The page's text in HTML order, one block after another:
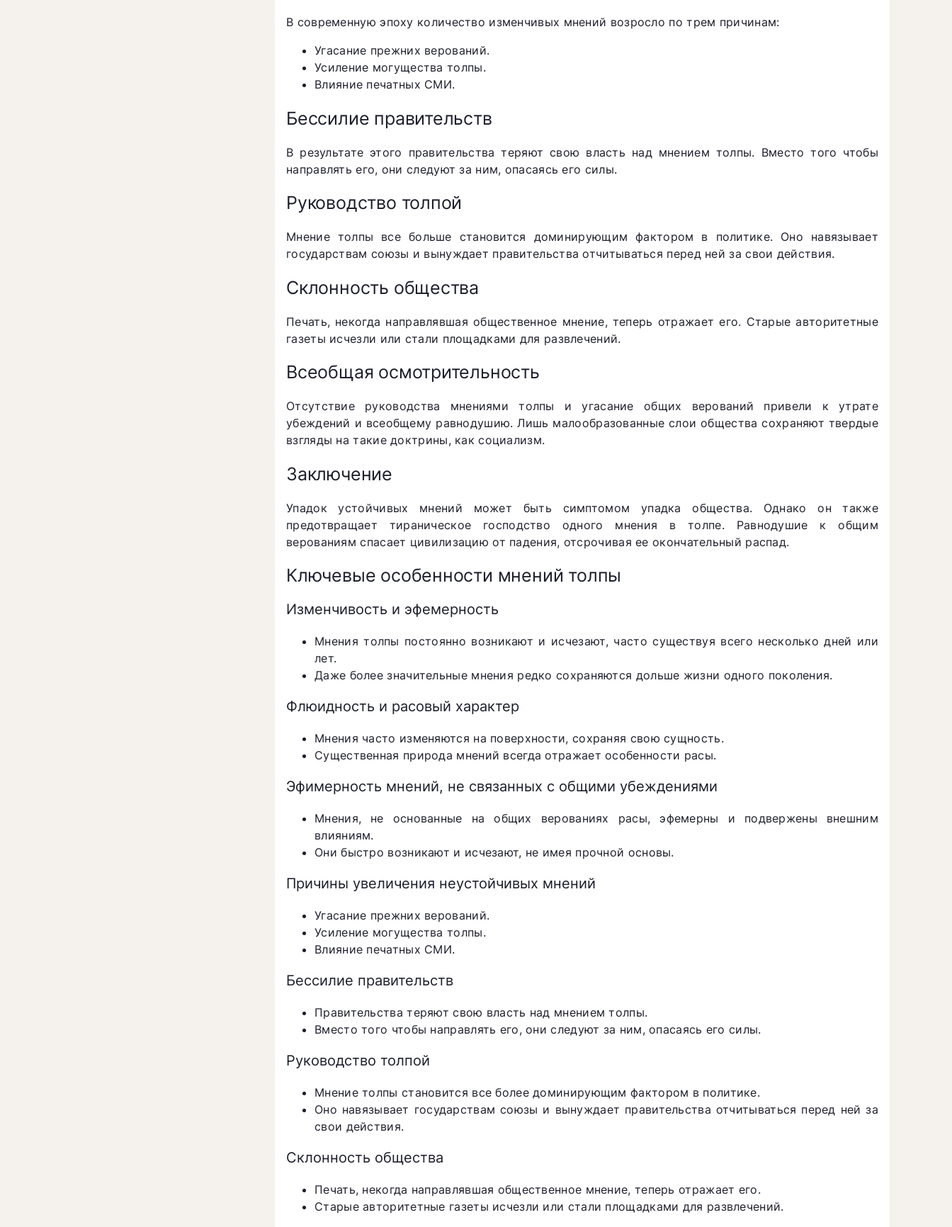
В современную эпоху количество изменчивых мнений возросло по трем причинам:
Угасание прежних верований.
Усиление могущества толпы.
Влияние печатных СМИ.
Бессилие правительств
В результате этого правительства теряют свою власть над мнением толпы. Вместо того чтобы
направлять его, они следуют за ним, опасаясь его силы.
Руководство толпой
Мнение толпы все больше становится доминирующим фактором в политике. Оно навязывает
государствам союзы и вынуждает правительства отчитываться перед ней за свои действия.
Склонность общества
Печать, некогда направлявшая общественное мнение, теперь отражает его. Старые авторитетные
газеты исчезли или стали площадками для развлечений.
Всеобщая осмотрительность
Отсутствие руководства мнениями толпы и угасание общих верований привели к утрате
убеждений и всеобщему равнодушию. Лишь малообразованные слои общества сохраняют твердые
взгляды на такие доктрины, как социализм.
Заключение
Упадок устойчивых мнений может быть симптомом упадка общества. Однако он также
предотвращает тираническое господство одного мнения в толпе. Равнодушие к общим
верованиям спасает цивилизацию от падения, отсрочивая ее окончательный распад.
Ключевые особенности мнений толпы
Изменчивость и эфемерность
Мнения толпы постоянно возникают и исчезают, часто существуя всего несколько дней или
лет.
Даже более значительные мнения редко сохраняются дольше жизни одного поколения.
Флюидность и расовый характер
Мнения часто изменяются на поверхности, сохраняя свою сущность.
Существенная природа мнений всегда отражает особенности расы.
Эфимерность мнений, не связанных с общими убеждениями
Мнения, не основанные на общих верованиях расы, эфемерны и подвержены внешним
влияниям.
Они быстро возникают и исчезают, не имея прочной основы.
Причины увеличения неустойчивых мнений
Угасание прежних верований.
Усиление могущества толпы.
Влияние печатных СМИ.
Бессилие правительств
Правительства теряют свою власть над мнением толпы.
Вместо того чтобы направлять его, они следуют за ним, опасаясь его силы.
Руководство толпой
Мнение толпы становится все более доминирующим фактором в политике.
Оно навязывает государствам союзы и вынуждает правительства отчитываться перед ней за
свои действия.
Склонность общества
Печать, некогда направлявшая общественное мнение, теперь отражает его.
Старые авторитетные газеты исчезли или стали площадками для развлечений.